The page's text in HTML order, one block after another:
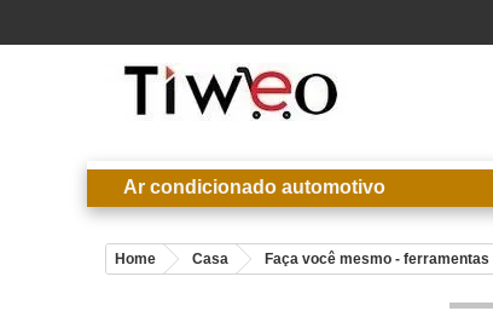
Ar condicionado automotivo
Home Casa Faça você mesmo - ferramentas